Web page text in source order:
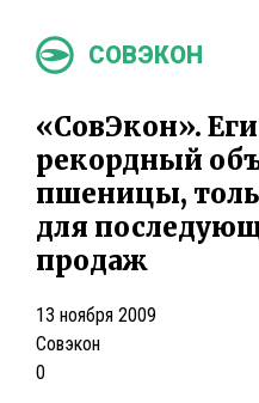
СОВЭКОН
«СовЭкон».
рекордный
пшеницы,
для
продаж
13 ноября 2009
Совэкон
0